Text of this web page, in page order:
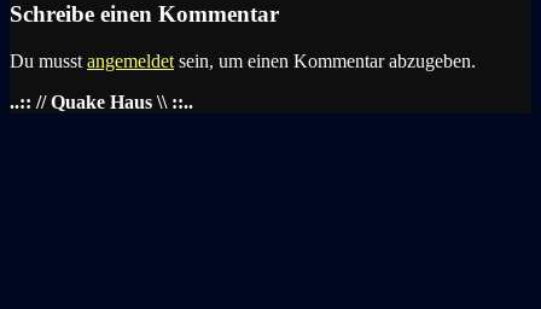
Schreibe einen Kommentar
Du musst angemeldet sein, um einen Kommentar abzugeben.
..:: // Quake Haus \\ ::..